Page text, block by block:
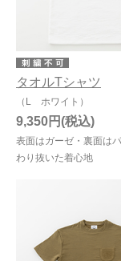
タオルTシャツ
（L ホワイト）
表面はガーゼ・裏面は
わり抜いた着心地
9,350円